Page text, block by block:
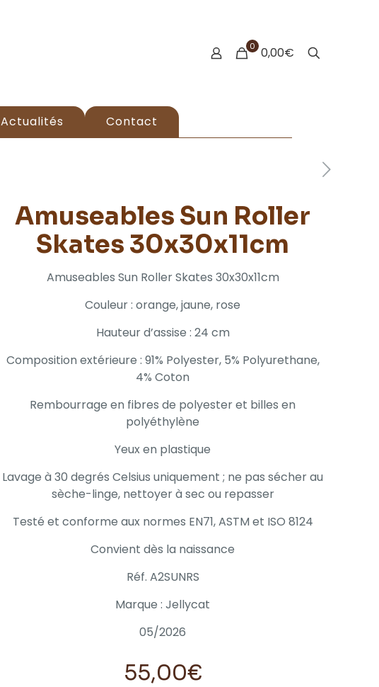
0 0,00€
Actualités Contact
Amuseables Sun Roller
Skates 30x30x11cm
Amuseables Sun Roller Skates 30x30x11cm
Couleur : orange, jaune, rose
Hauteur d’assise : 24 cm
Composition extérieure : 91% Polyester, 5% Polyurethane,
4% Coton
Rembourrage en fibres de polyester et billes en
polyéthylène
Yeux en plastique
Lavage à 30 degrés Celsius uniquement ; ne pas sécher au
sèche-linge, nettoyer à sec ou repasser
Testé et conforme aux normes EN71, ASTM et ISO 8124
Convient dès la naissance
Réf. A2SUNRS
Marque : Jellycat
05/2026
55,00€